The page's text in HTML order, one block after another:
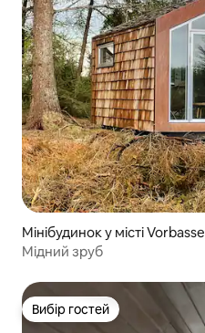
Мінібудинок у місті Vorbasse
Мідний зруб
Вибір гостей
Вибір гостей